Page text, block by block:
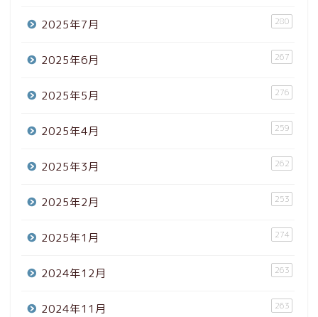
2025年7月 280
2025年6月 267
2025年5月 276
2025年4月 259
2025年3月 262
2025年2月 253
2025年1月 274
2024年12月 263
2024年11月 263